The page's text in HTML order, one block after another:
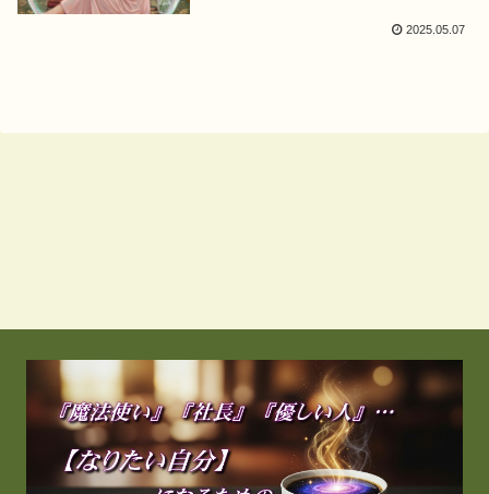
2025.05.07